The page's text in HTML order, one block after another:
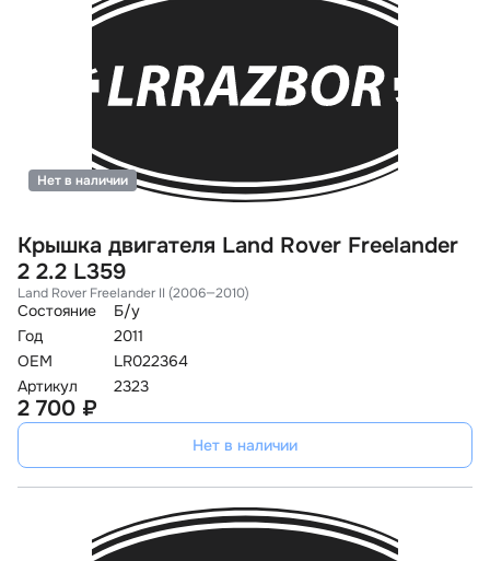
Крышка двигателя Land Rover Freelander
2 2.2 L359
Land Rover Freelander II (2006—2010)
Состояние
Б/у
Год
2011
OEM
LR022364
Артикул
2323
Нет в наличии
2 700 ₽
Нет в наличии